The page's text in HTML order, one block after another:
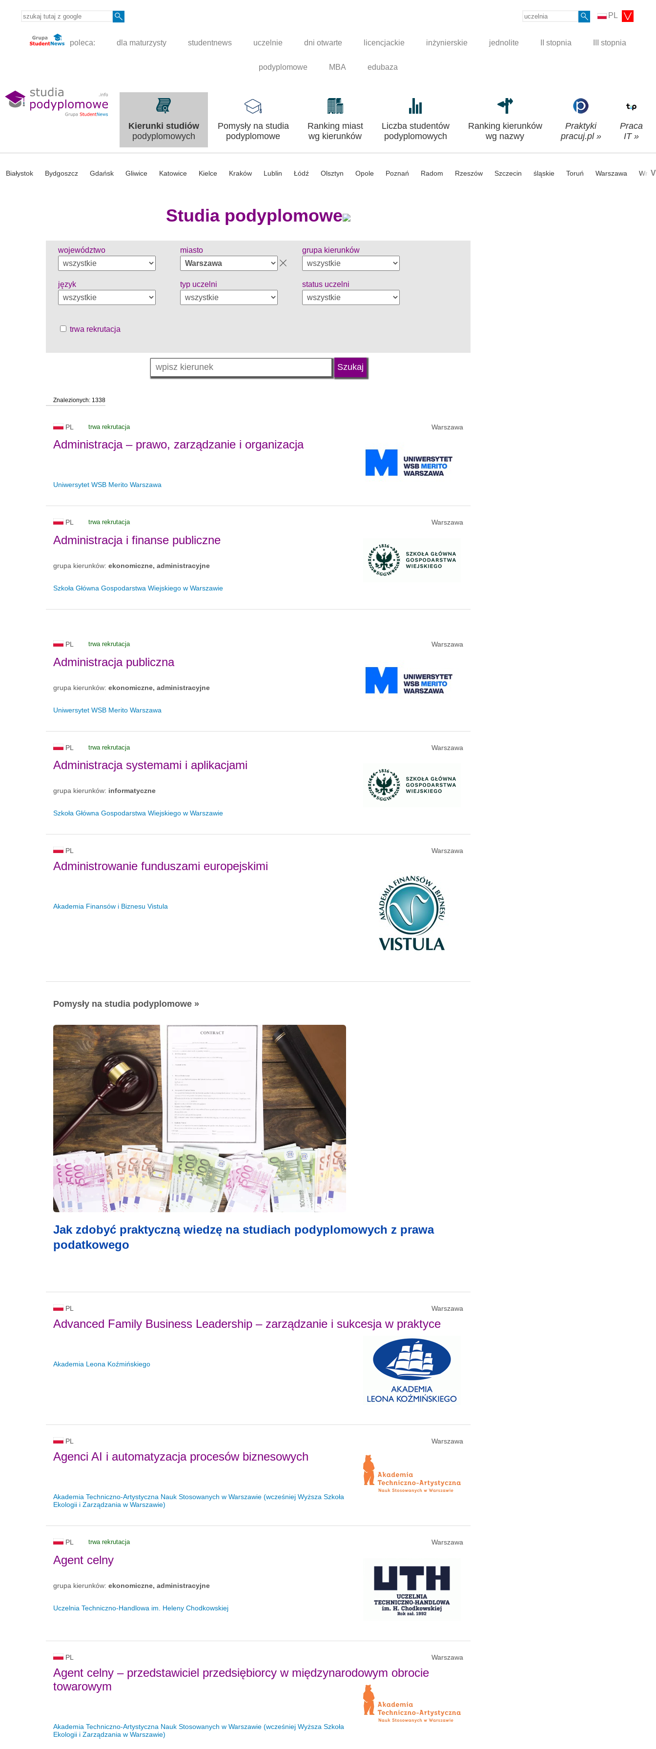
PL
poleca: dla maturzysty studentnews uczelnie dni otwarte licencjackie inżynierskie jednolite II stopnia III stopnia
podyplomowe MBA edubaza
Kierunki studiów
podyplomowych
Pomysły na studia
podyplomowe
Ranking miast
wg kierunków
Liczba studentów
podyplomowych
Ranking kierunków
wg nazwy
Praktyki
pracuj.pl »
Praca
IT »
Białystok Bydgoszcz Gdańsk Gliwice Katowice Kielce Kraków Lublin Łódź Olsztyn Opole Poznań Radom Rzeszów Szczecin śląskie Toruń Warszawa V
Studia podyplomowe
województwo miasto grupa kierunków
język typ uczelni status uczelni
trwa rekrutacja
Znalezionych: 1338
PL trwa rekrutacja Warszawa
Administracja – prawo, zarządzanie i organizacja
Uniwersytet WSB Merito Warszawa
PL trwa rekrutacja Warszawa
Administracja i finanse publiczne
grupa kierunków: ekonomiczne, administracyjne
Szkoła Główna Gospodarstwa Wiejskiego w Warszawie
PL trwa rekrutacja Warszawa
Administracja publiczna
grupa kierunków: ekonomiczne, administracyjne
Uniwersytet WSB Merito Warszawa
PL trwa rekrutacja Warszawa
Administracja systemami i aplikacjami
grupa kierunków: informatyczne
Szkoła Główna Gospodarstwa Wiejskiego w Warszawie
PL Warszawa
Administrowanie funduszami europejskimi
Akademia Finansów i Biznesu Vistula
Pomysły na studia podyplomowe »
Jak zdobyć praktyczną wiedzę na studiach podyplomowych z prawa
podatkowego
PL Warszawa
Advanced Family Business Leadership – zarządzanie i sukcesja w praktyce
Akademia Leona Koźmińskiego
PL Warszawa
Agenci AI i automatyzacja procesów biznesowych
Akademia Techniczno-Artystyczna Nauk Stosowanych w Warszawie (wcześniej Wyższa Szkoła
Ekologii i Zarządzania w Warszawie)
PL trwa rekrutacja Warszawa
Agent celny
grupa kierunków: ekonomiczne, administracyjne
Uczelnia Techniczno-Handlowa im. Heleny Chodkowskiej
PL Warszawa
Agent celny – przedstawiciel przedsiębiorcy w międzynarodowym obrocie
towarowym
Akademia Techniczno-Artystyczna Nauk Stosowanych w Warszawie (wcześniej Wyższa Szkoła
Ekologii i Zarządzania w Warszawie)